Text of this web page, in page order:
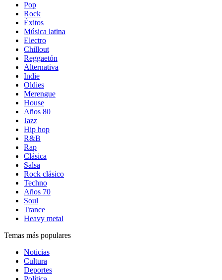
Pop
Rock
Éxitos
Música latina
Electro
Chillout
Reggaetón
Alternativa
Indie
Oldies
Merengue
House
Años 80
Jazz
Hip hop
R&B
Rap
Clásica
Salsa
Rock clásico
Techno
Años 70
Soul
Trance
Heavy metal
Temas más populares
Noticias
Cultura
Deportes